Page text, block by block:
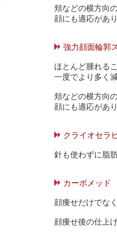
頬などの横方向
顔にも適応があ
強力顔面輪郭
ほとんど腫れる
一度でより多く
頬などの横方向
顔にも適応があ
クライオセラ
針も使わずに脂
カーボメッド
顔痩せだけでな
顔痩せ後の仕上